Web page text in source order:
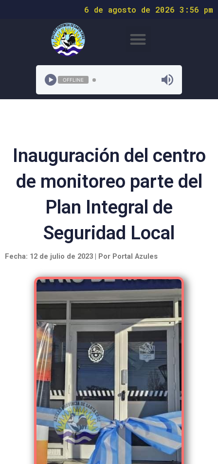
6 de agosto de 2026 3:56 pm
OFFLINE
Inauguración del centro
de monitoreo parte del
Plan Integral de
Seguridad Local
Fecha: 12 de julio de 2023 | Por Portal Azules